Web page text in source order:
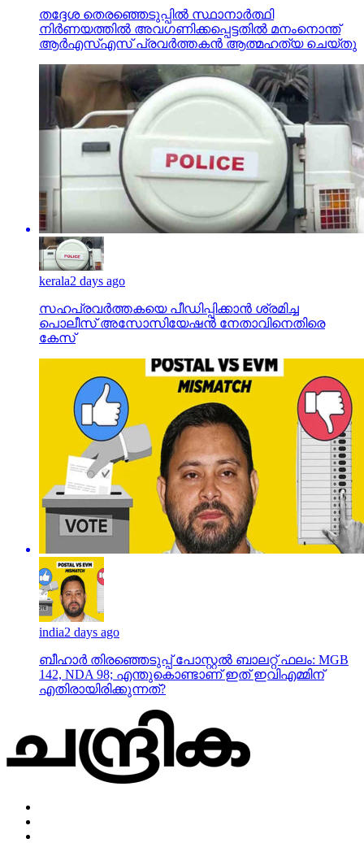
തദ്ദേശ തെരഞ്ഞെടുപ്പില്‍ സ്ഥാനാര്‍ത്ഥി
നിര്‍ണയത്തില്‍ അവഗണിക്കപ്പെട്ടതില്‍ മനംനൊന്ത്
ആര്‍എസ്എസ് പ്രവര്‍ത്തകന്‍ ആത്മഹത്യ ചെയ്തു
kerala2 days ago
സഹപ്രവര്‍ത്തകയെ പീഡിപ്പിക്കാന്‍ ശ്രമിച്ച
പൊലീസ് അസോസിയേഷന്‍ നേതാവിനെതിരെ
കേസ്
india2 days ago
ബീഹാർ തിരഞ്ഞെടുപ്പ് പോസ്റ്റൽ ബാലറ്റ് ഫലം: MGB
142, NDA 98; എന്തുകൊണ്ടാണ് ഇത് ഇവിഎമ്മിന്
എതിരായിരിക്കുന്നത്?